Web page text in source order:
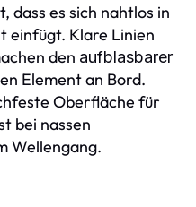
dass es sich nahtlos in
einfügt. Klare Linien
den aufblasbarer
Element an Bord.
Oberfläche für
bei nassen
Wellengang.